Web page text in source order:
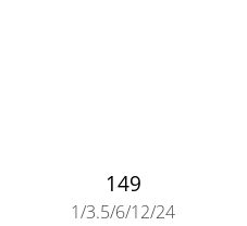
149
1/3.5/6/12/24